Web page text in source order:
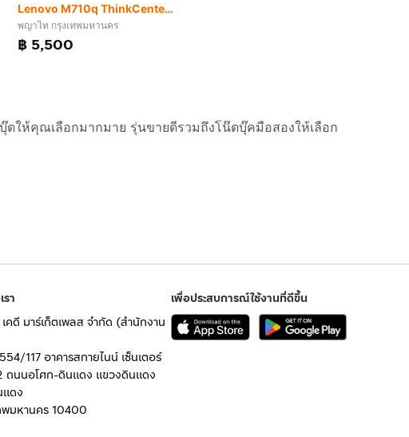
Lenovo M710q ThinkCenter SSF (แค่ Harddisk ก็ คุ้มแล้ว)
พญาไท กรุงเทพมหานคร
฿ 5,500
ให้คุณเลือกมากมาย รุ่นขายดีรวมถึงโน๊ตบุ๊คมือสองให้เลือก
า
คดี มาร์เก็ตเพลส จำกัด (สำนักงาน
117 อาคารสกายไนน์ เซ็นเตอร์
ถนนอโศก-ดินแดง แขวงดินแดง
แดง
พมหานคร 10400
เพื่อประสบการณ์ใช้งานที่ดีขึ้น